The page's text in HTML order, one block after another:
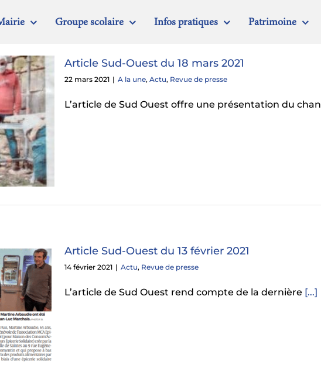
Groupe scolaire Infos pratiques Patrimoine
Article Sud-Ouest du 18 mars 2021
22 mars 2021 | A la une, Actu, Revue de presse
L’article de Sud Ouest offre une présentation du
Article Sud-Ouest du 13 février 2021
14 février 2021 | Actu, Revue de presse
L’article de Sud Ouest rend compte de la dernière [...]